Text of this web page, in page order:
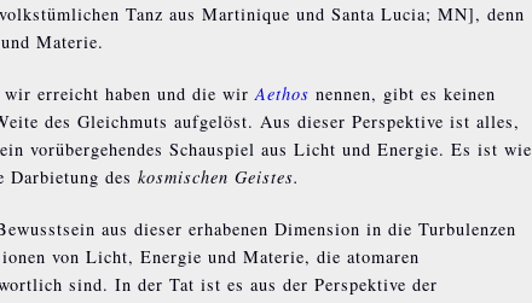
Tanz aus Martinique und Santa Lucia; MN], denn
Materie.
wir erreicht haben und die wirAethos nennen, gibt es keinen
des Gleichmuts aufgelöst. Aus dieser Perspektive ist alles,
vorübergehendes Schauspiel aus Licht und Energie. Es ist wie
Darbietung des kosmischen Geistes.
aus dieser erhabenen Dimension in die Turbulenzen
von Licht, Energie und Materie, die atomaren
sind. In der Tat ist es aus der Perspektive der